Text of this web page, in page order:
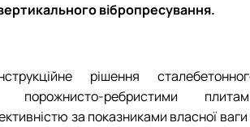
вібропресування.
рішення
ребристими
за показниками власної ваги